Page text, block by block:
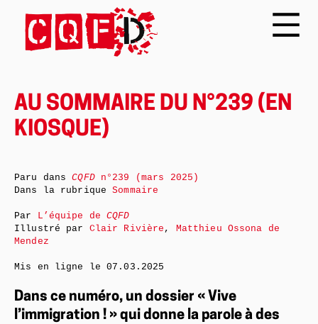
AU SOMMAIRE DU N°239 (EN
KIOSQUE)
Dans ce numéro, un dossier « Vive
l’immigration ! » qui donne la parole à des
Paru dansCQFDn°239 (mars 2025)
Dans la rubriqueSommaire
Par L’équipe deCQFD
Illustré par Clair Rivière , Matthieu Ossona de
Mendez
Mis en ligne le07.03.2025